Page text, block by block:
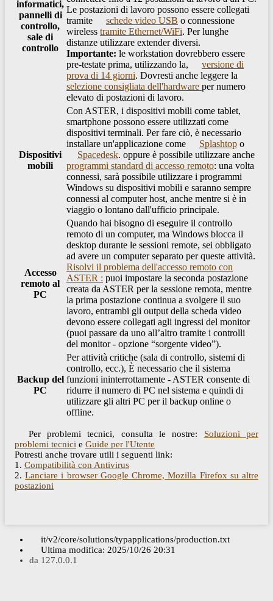
informatici,
pannelli di
controllo,
sale di
controllo
Le postazioni di lavoro possono essere collegati
tramite
schede video USB o connessione
wireless tramite Ethernet/WiFi. Per lunghe
distanze utilizzare extender diversi.
Importante: le workstation dovrebbero essere
pre-testate prima, utilizzando la, ​
versione di
prova di 14 giorni. Dovresti anche leggere la
selezione consigliata dell'hardware per numero
elevato di postazioni di lavoro.
Dispositivi
mobili
Con ASTER, i dispositivi mobili come tablet,
smartphone possono essere utilizzati come
dispositivi terminali. Per fare ciò, è necessario
installare un'applicazione come
Splashtop o
Spacedesk. oppure è possibile utilizzare anche
programmi standard di accesso remoto: una volta
connessi, sarà possibile utilizzare i programmi
Windows su dispositivi mobili e saranno sempre
connessi al computer host, anche mentre si è in
viaggio o lontano dall'ufficio principale.
Accesso
remoto al
PC
Quando hai bisogno di eseguire il controllo
remoto di un computer, ma Windows blocca il
desktop durante le sessioni remote, sei obbligato
ad avere un computer separato per queste attività.
Risolvi il problema dell'accesso remoto con
ASTER : puoi impostare la seconda postazione
creata da ASTER per la sessione remota, mentre
la prima postazione continua a svolgere il suo
lavoro, entrambi gli output della scheda video
devono essere collegati agli ingressi del monitor
(puoi passare da uno all’altro tramite i controlli
del monitor - opzione “sorgente video”).
Backup del
PC
Per attività critiche (sala di controllo, sistemi di
controllo, ecc.), È necessario che il sistema
funzioni ininterrottamente - ASTER consente di
ridurre il numero di PC nel sistema e quindi di
utilizzare gli altri PC per il backup online o
offline.
Per problemi tecnici, consulta le nostre: Soluzioni per
problemi tecnici e Guide per l'Utente
Potresti anche trovare utili i seguenti link:
1. Compatibilità con Antivirus
2.Lanciare i browser Google Chrome, Mozilla Firefox su altre
postazioni
it/v2/core/solutions/typapplications/production.txt
Ultima modifica: 2025/10/26 20:31
da 127.0.0.1